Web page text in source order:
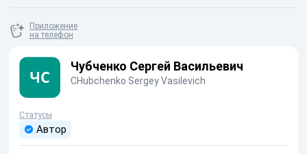
Приложение
на телефон
Чубченко Сергей Васильевич
CHubchenko Sergey Vasilevich
Статусы
Автор